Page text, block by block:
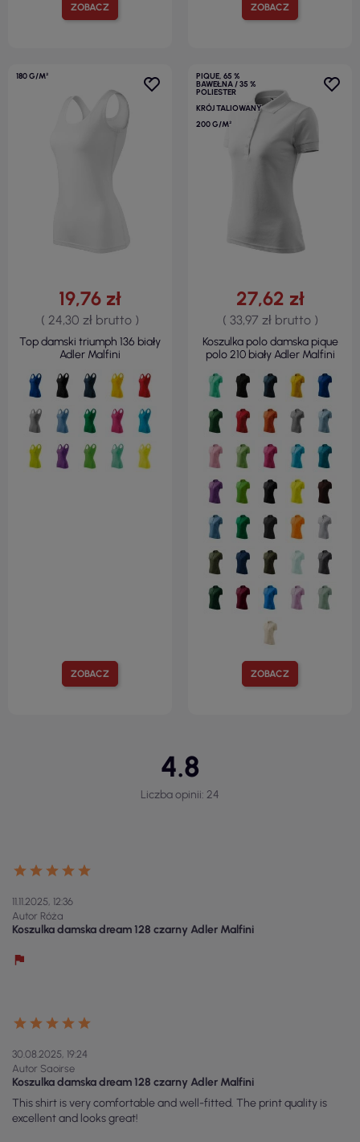
ZOBACZ ZOBACZ
180 G/M²
ZOBACZ
19,76 zł
( 24,30 zł brutto )
Top damski triumph 136 biały
Adler Malfini
PIQUE, 65 %
BAWEŁNA / 35 %
POLIESTER
KRÓJ TALIOWANY
200 G/M²
ZOBACZ
27,62 zł
( 33,97 zł brutto )
Koszulka polo damska pique
polo 210 biały Adler Malfini
4.8
Liczba opinii: 24
11.11.2025, 12:36
Autor Róża
Koszulka damska dream 128 czarny Adler Malfini
30.08.2025, 19:24
Autor Saoirse
Koszulka damska dream 128 czarny Adler Malfini
This shirt is very comfortable and well-fitted. The print quality is
excellent and looks great!